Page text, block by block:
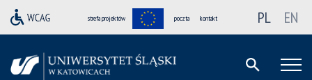
strefa projektów poczta kontakt PL EN